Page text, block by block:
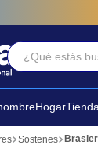
¿Qué estás
Hogar
Sostenes
Términos Más
2. sandalia